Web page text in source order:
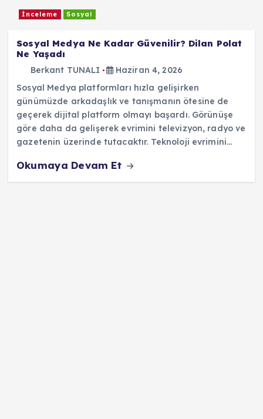
İnceleme Sosyal
Sosyal Medya Ne Kadar Güvenilir? Dilan Polat
Ne Yaşadı
Berkant TUNALI
Haziran 4, 2026
Sosyal Medya platformları hızla gelişirken
günümüzde arkadaşlık ve tanışmanın ötesine de
geçerek dijital platform olmayı başardı. Görünüşe
göre daha da gelişerek evrimini televizyon, radyo ve
gazetenin üzerinde tutacaktır. Teknoloji evrimini…
Okumaya Devam Et